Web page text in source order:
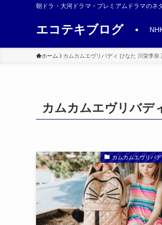
朝ドラ・大河ドラマ・プレミアムドラマのネ
エコテキブログ
ホーム カムカムエヴリバディ ひなた 川栄李奈
カムカムエヴリバデ
カムカムエヴリバデ